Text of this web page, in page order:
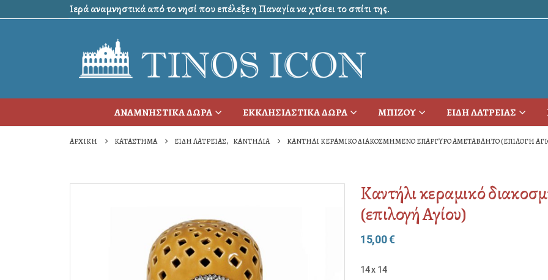
Ιερά αναμνηστικά από το νησί που επέλεξε η Παναγία να χτίσει το σπίτι της.
ΑΝΑΜΝΗΣΤΙΚΑ ΔΩΡΑ ΕΚΚΛΗΣΙΑΣΤΙΚΑ ΔΩΡΑ ΜΠΙΖΟΥ ΕΙΔΗ ΛΑΤΡΕΙΑΣ
ΑΡΧΙΚΉ ΚΑΤΆΣΤΗΜΑ ΕΙΔΗ ΛΑΤΡΕΙΑΣ, ΚΑΝΤΗΛΙΑ ΚΑΝΤΉΛΙ ΚΕΡΑΜΙΚΌ ΔΙΑΚΟΣΜΗΜΈΝΟ ΕΠΆΡΓΥΡΟ ΑΜΕΤΆΒΛΗΤΟ (ΕΠΙΛΟΓΉ
Καντήλι κεραμικό
(επιλογή Αγίου)
15,00€
14 x 14